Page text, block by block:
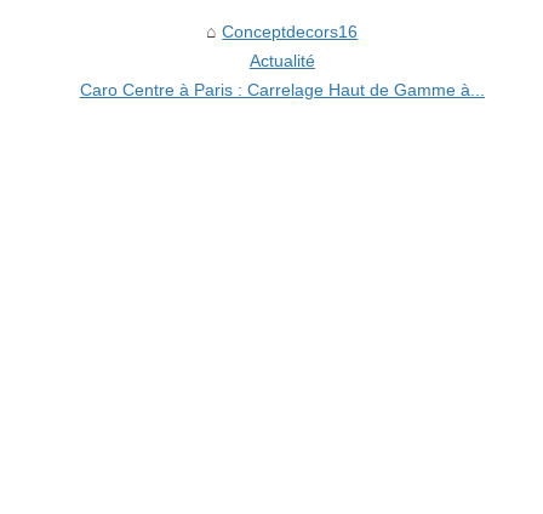
Conceptdecors16
Actualité
Caro Centre à Paris : Carrelage Haut de Gamme à...